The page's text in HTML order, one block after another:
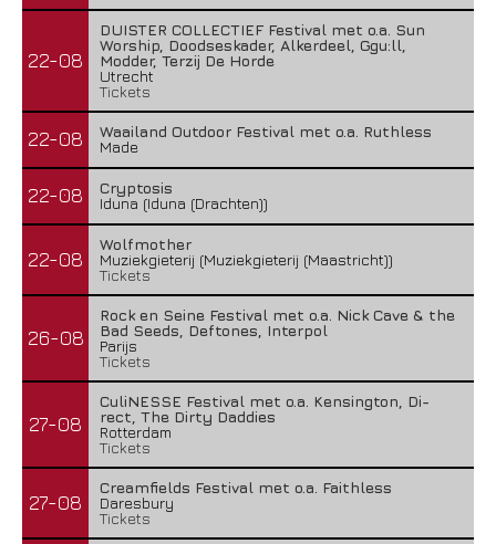
22-08
DUISTER COLLECTIEF Festival met o.a. Sun
Worship, Doodseskader, Alkerdeel, Ggu:ll,
Modder, Terzij De Horde
Utrecht
Tickets
22-08
Waailand Outdoor Festival met o.a. Ruthless
Made
22-08
Cryptosis
Iduna (Iduna (Drachten))
22-08
Wolfmother
Muziekgieterij (Muziekgieterij (Maastricht))
Tickets
26-08
Rock en Seine Festival met o.a. Nick Cave & the
Bad Seeds, Deftones, Interpol
Parijs
Tickets
27-08
CuliNESSE Festival met o.a. Kensington, Di-
rect, The Dirty Daddies
Rotterdam
Tickets
27-08
Creamfields Festival met o.a. Faithless
Daresbury
Tickets